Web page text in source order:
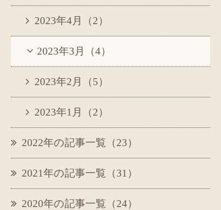
2023年4月（2）
2023年3月（4）
2023年2月（5）
2023年1月（2）
2022年の記事一覧（23）
2021年の記事一覧（31）
2020年の記事一覧（24）